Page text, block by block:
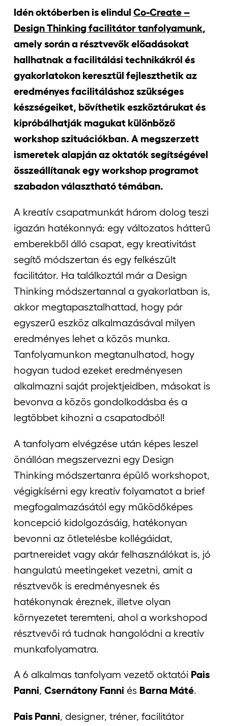
Idén októberben is elindul Co-Create –
Design Thinking facilitátor tanfolyamunk,
amely során a résztvevők előadásokat
hallhatnak a facilitálási technikákról és
gyakorlatokon keresztül fejleszthetik az
eredményes facilitáláshoz szükséges
készségeiket, bővíthetik eszköztárukat és
kipróbálhatják magukat különböző
workshop szituációkban. A megszerzett
ismeretek alapján az oktatók segítségével
összeállítanak egy workshop programot
szabadon választható témában.
A kreatív csapatmunkát három dolog teszi
igazán hatékonnyá: egy változatos hátterű
emberekből álló csapat, egy kreativitást
segítő módszertan és egy felkészült
facilitátor. Ha találkoztál már a Design
Thinking módszertannal a gyakorlatban is,
akkor megtapasztalhattad, hogy pár
egyszerű eszköz alkalmazásával milyen
eredményes lehet a közös munka.
Tanfolyamunkon megtanulhatod, hogy
hogyan tudod ezeket eredményesen
alkalmazni saját projektjeidben, másokat is
bevonva a közös gondolkodásba és a
legtöbbet kihozni a csapatodból!
A tanfolyam elvégzése után képes leszel
önállóan megszervezni egy Design
Thinking módszertanra épülő workshopot,
végigkísérni egy kreatív folyamatot a brief
megfogalmazásától egy működőképes
koncepció kidolgozásáig, hatékonyan
bevonni az ötletelésbe kollégáidat,
partnereidet vagy akár felhasználókat is, jó
hangulatú meetingeket vezetni, amit a
résztvevők is eredményesnek és
hatékonynak éreznek, illetve olyan
környezetet teremteni, ahol a workshopod
résztvevői rá tudnak hangolódni a kreatív
munkafolyamatra.
A 6 alkalmas tanfolyam vezető oktatói Pais
Panni, Csernátony Fanni és Barna Máté.
Pais Panni, designer, tréner, facilitátor